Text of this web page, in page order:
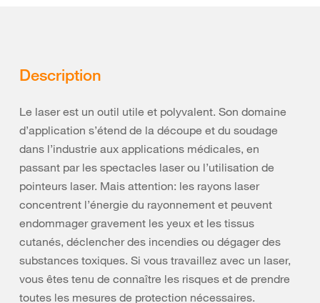
Description
Le laser est un outil utile et polyvalent. Son domaine
d’application s’étend de la découpe et du soudage
dans l’industrie aux applications médicales, en
passant par les spectacles laser ou l’utilisation de
pointeurs laser. Mais attention: les rayons laser
concentrent l’énergie du rayonnement et peuvent
endommager gravement les yeux et les tissus
cutanés, déclencher des incendies ou dégager des
substances toxiques. Si vous travaillez avec un laser,
vous êtes tenu de connaître les risques et de prendre
toutes les mesures de protection nécessaires.